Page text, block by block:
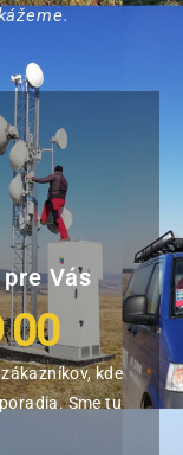
Vás
00
kde
Sme tu